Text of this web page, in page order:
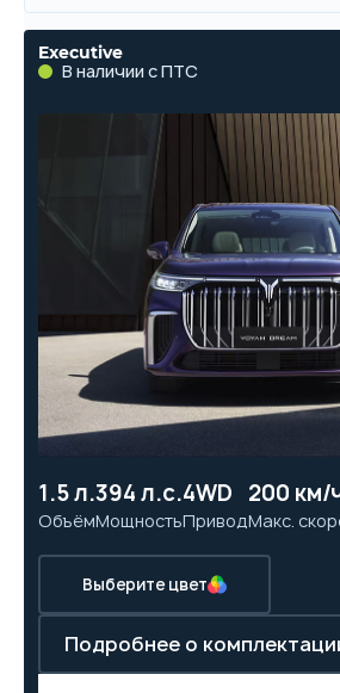
Executive
В наличии с ПТС
1.5 л.
Объём
394 л.с.
Мощность
4WD
Привод
200 км/
Макс.
Выберите цвет
Подробнее о